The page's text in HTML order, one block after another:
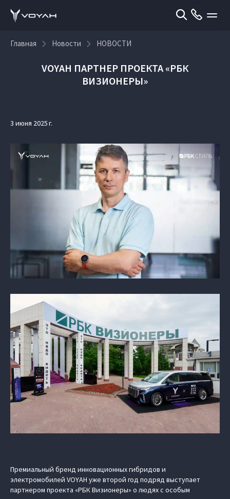
Главная Новости НОВОСТИ
VOYAH ПАРТНЕР ПРОЕКТА «РБК
ВИЗИОНЕРЫ»
3 июня 2025 г.
Премиальный бренд инновационных гибридов и
электромобилей VOYAH уже второй год подряд выступает
партнером проекта «РБК Визионеры» о людях с особым